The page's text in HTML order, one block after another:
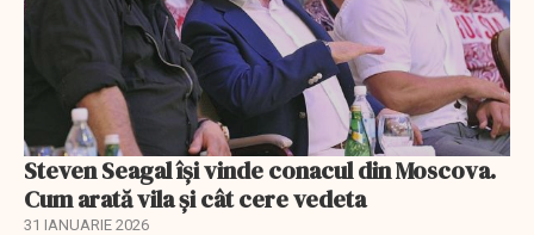
Steven Seagal își vinde conacul din Moscova.
Cum arată vila și cât cere vedeta
31 IANUARIE 2026